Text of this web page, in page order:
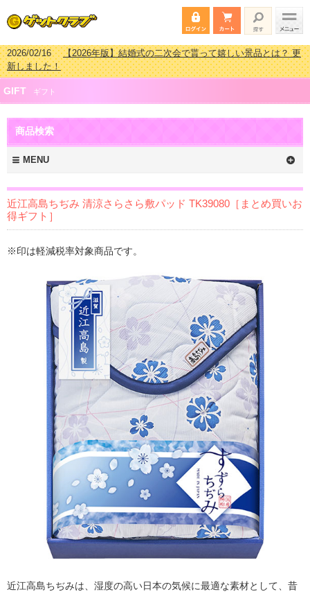
2026/02/16【2026年版】結婚式の二次会で貰って嬉しい景品とは？ 更
新しました！
2026/02/03【2026年版】ゴルフコンペ景品 3000円未満［2000円～
2999円編］もらってうれしい人気ラ…
2026/07/15【2026年版】ビンゴゲーム景品おすすめ金額別人気ランキ
ング 更新しました！
2026/04/03
2999円編］もらってうれしい人気ラ…
GIFT ギフト
商品検索
MENU
近江高島ちぢみ 清涼さらさら敷パッド TK39080［まとめ買いお
得ギフト］
※印は軽減税率対象商品です。
近江高島ちぢみは、湿度の高い日本の気候に最適な素材として、昔